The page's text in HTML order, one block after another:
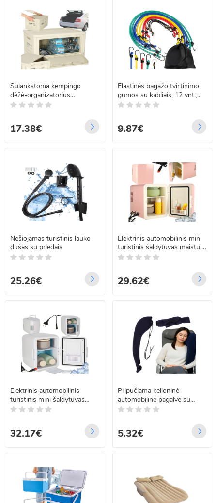
Sulankstoma kempingo
dėžė-organizatorius
bagažinei, šviesiai pilka
17.38€
Elastinės bagažo tvirtinimo
gumos su kabliais, 12 vnt.,
XTROBB 25363
9.87€
Nešiojamas turistinis lauko
dušas su priedais
25.26€
Elektrinis automobilinis mini
turistinis šaldytuvas maistui
ir kosmetikai, šaldymas ir
29.62€
Elektrinis automobilinis
turistinis mini šaldytuvas
maistui ir kosmetikai,
viename, 4L, baltas, 25 x 17 x
24 cm
32.17€
Pripučiama kelioninė
automobilinė pagalvė su
tvirtinimu, tamsiai mėlyna
5.32€